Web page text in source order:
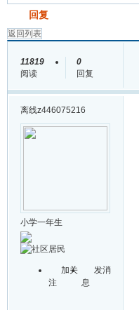
回复
返回列表
11819
阅读
0
回复
离线z446075216
小学一年生
加关
注
发消
息